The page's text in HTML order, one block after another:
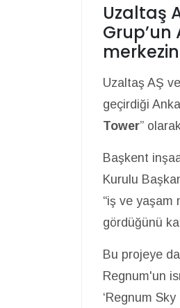
Uzaltaş
Uzaltaş AŞ
geçirdiği
Tower”
Başkent
Kurulu
“iş ve yaşam
gördüğünü
Bu projeye
Regnum'un
‘Regnum